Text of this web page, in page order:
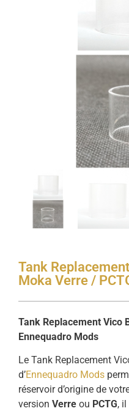
Tank
Moka Verre /
Tank Replacement Vico
Ennequadro Mods
Le Tank Replacement
d’Ennequadro Mods
réservoir d’origine de
version Verre ou PCTG,